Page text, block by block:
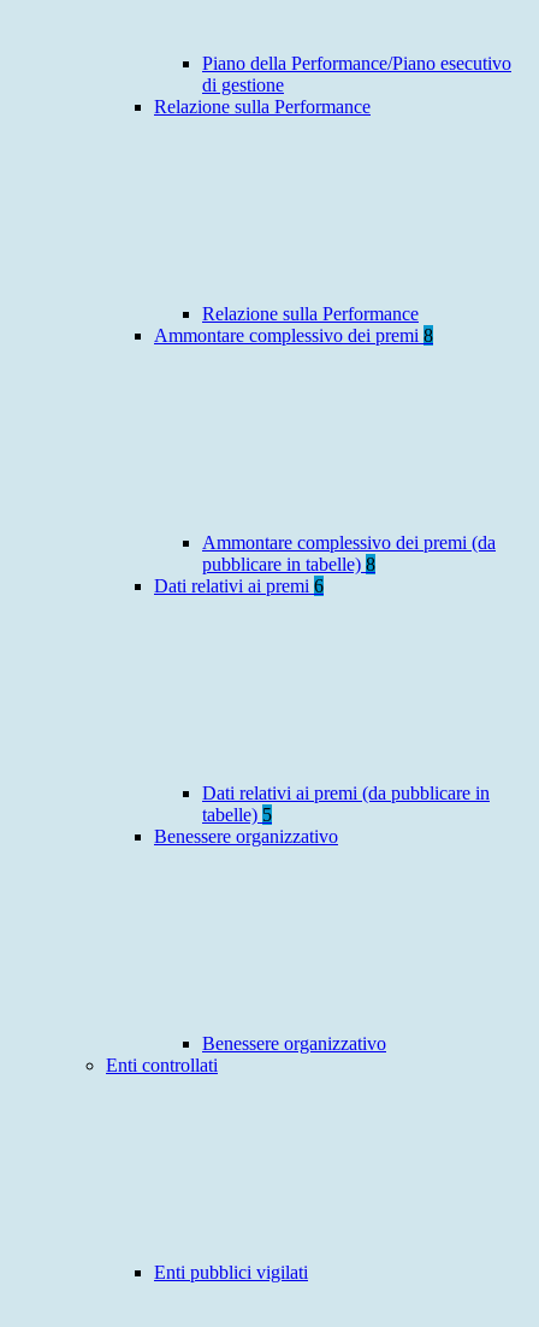
Piano della Performance/Piano esecutivo
di gestione
Relazione sulla Performance
Relazione sulla Performance
Ammontare complessivo dei premi 8
Ammontare complessivo dei premi (da
pubblicare in tabelle) 8
Dati relativi ai premi 6
Dati relativi ai premi (da pubblicare in
tabelle) 5
Benessere organizzativo
Benessere organizzativo
Enti controllati
Enti pubblici vigilati